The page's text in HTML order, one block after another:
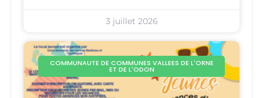
3 juillet 2026
COMMUNAUTE DE COMMUNES VALLEES DE L'ORNE
ET DE L'ODON